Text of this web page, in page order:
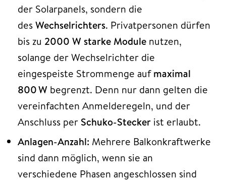
der Solarpanels, sondern die
desWechselrichters. Privatpersonen dürfen
bis zu 2000 W starke Module nutzen,
solange der Wechselrichter die
eingespeiste Strommenge aufmaximal
800 W begrenzt. Denn nur dann gelten die
vereinfachten Anmelderegeln, und der
Anschluss per Schuko-Stecker ist erlaubt.
Anlagen-Anzahl: Mehrere Balkonkraftwerke
sind dann möglich, wenn sie an
verschiedene Phasen angeschlossen sind